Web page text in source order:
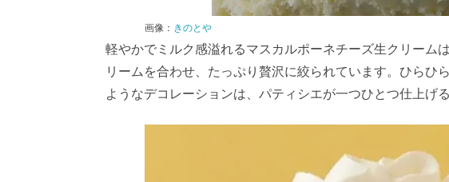
画像： きのとや
軽やかでミルク感溢れるマスカルポーネチーズ生クリーム
リームを合わせ、たっぷり贅沢に絞られています。ひらひ
ようなデコレーションは、パティシエが一つひとつ仕上げ